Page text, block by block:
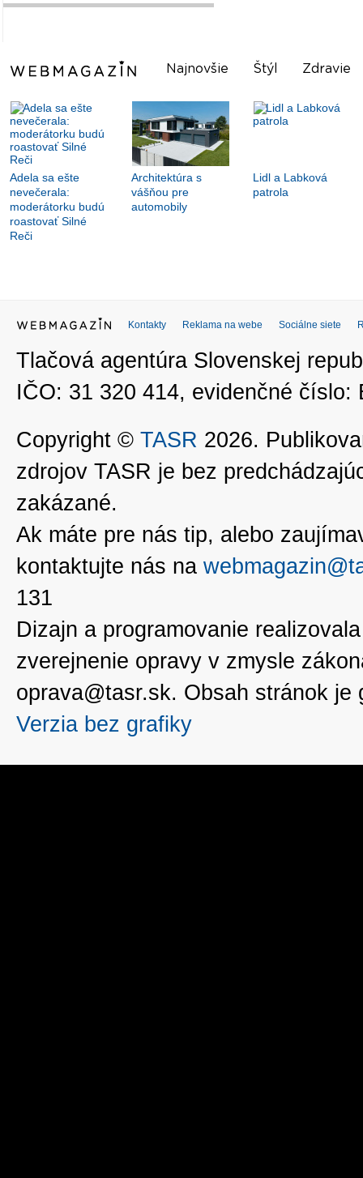
Najnovšie Štýl Zdravie
Adela sa ešte
nevečerala:
moderátorku budú
roastovať Silné
Reči
Architektúra s
vášňou pre
automobily
Lidl a Labková
patrola
Kontakty Reklama na webe Sociálne siete
Tlačová agentúra Slovenskej
IČO: 31 320 414, evidenčné číslo:
Copyright © TASR 2026.
zdrojov TASR je bez
zakázané.
Ak máte pre nás tip, alebo
kontaktujte nás na
131
Dizajn a programovanie
zverejnenie opravy v zmysle
oprava@tasr.sk. Obsah stránok
Verzia bez grafiky